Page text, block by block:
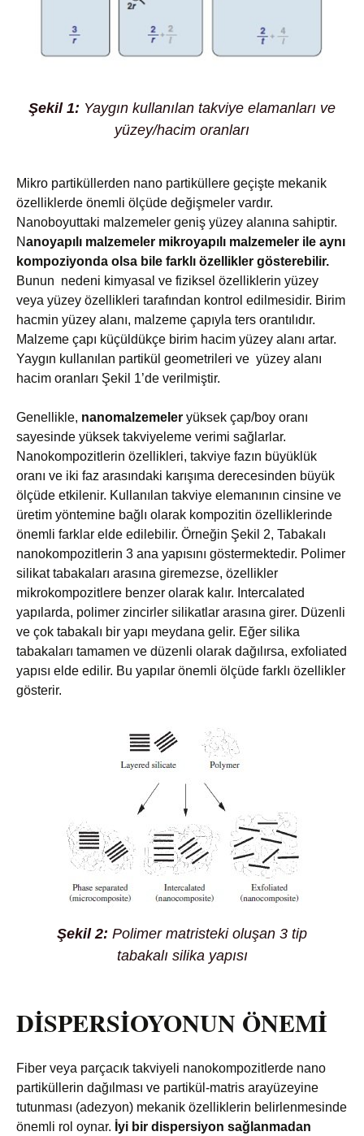
Şekil 1: Yaygın kullanılan takviye elamanları ve
yüzey/hacim oranları
Mikro partiküllerden nano partiküllere geçişte mekanik
özelliklerde önemli ölçüde değişmeler vardır.
Nanoboyuttaki malzemeler geniş yüzey alanına sahiptir.
Nanoyapılı malzemeler mikroyapılı malzemeler ile aynı
kompoziyonda olsa bile farklı özellikler gösterebilir.
Bunun nedeni kimyasal ve fiziksel özelliklerin yüzey
veya yüzey özellikleri tarafından kontrol edilmesidir. Birim
hacmin yüzey alanı, malzeme çapıyla ters orantılıdır.
Malzeme çapı küçüldükçe birim hacim yüzey alanı artar.
Yaygın kullanılan partikül geometrileri ve yüzey alanı
hacim oranları Şekil 1’de verilmiştir.
Genellikle, nanomalzemeler yüksek çap/boy oranı
sayesinde yüksek takviyeleme verimi sağlarlar.
Nanokompozitlerin özellikleri, takviye fazın büyüklük
oranı ve iki faz arasındaki karışıma derecesinden büyük
ölçüde etkilenir. Kullanılan takviye elemanının cinsine ve
üretim yöntemine bağlı olarak kompozitin özelliklerinde
önemli farklar elde edilebilir. Örneğin Şekil 2, Tabakalı
nanokompozitlerin 3 ana yapısını göstermektedir. Polimer
silikat tabakaları arasına giremezse, özellikler
mikrokompozitlere benzer olarak kalır. Intercalated
yapılarda, polimer zincirler silikatlar arasına girer. Düzenli
ve çok tabakalı bir yapı meydana gelir. Eğer silika
tabakaları tamamen ve düzenli olarak dağılırsa, exfoliated
yapısı elde edilir. Bu yapılar önemli ölçüde farklı özellikler
gösterir.
Şekil 2: Polimer matristeki oluşan 3 tip
tabakalı silika yapısı
DİSPERSİOYONUN ÖNEMİ
Fiber veya parçacık takviyeli nanokompozitlerde nano
partiküllerin dağılması ve partikül-matris arayüzeyine
tutunması (adezyon) mekanik özelliklerin belirlenmesinde
önemli rol oynar. İyi bir dispersiyon sağlanmadan